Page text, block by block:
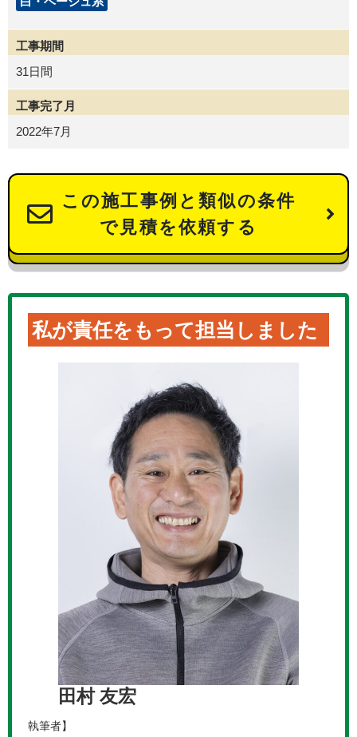
工事期間
31日間
工事完了月
2022年7月
この施工事例と類似の条件
で見積を依頼する
私が責任をもって担当しました
田村 友宏
執筆者】